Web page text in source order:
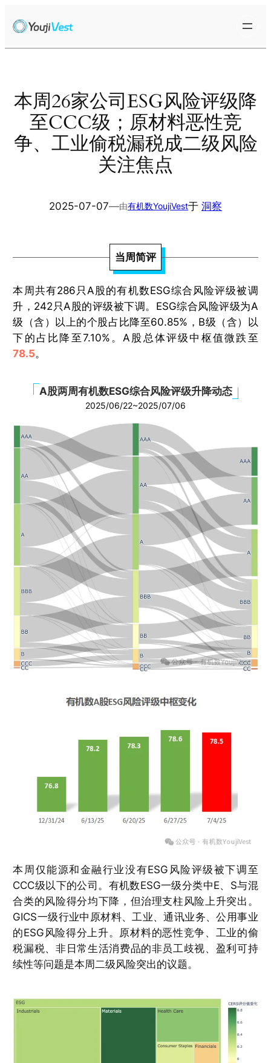
至
本周26家公司ESG风险评级降
至CCC级；原材料恶性竞
争、工业偷税漏税成二级风险
关注焦点
2025-07-07—由有机数YoujiVest于 洞察
当周简评
本周共有286只A股的有机数ESG综合风险评级被调
升，242只A股的评级被下调。ESG综合风险评级为A
级（含）以上的个股占比降至60.85%，B级（含）以
下的占比降至7.10%。A股总体评级中枢值微跌至
78.5。
A股两周有机数ESG综合风险评级升降动态
2025/06/22~2025/07/06
本周仅能源和金融行业没有ESG风险评级被下调至
CCC级以下的公司。有机数ESG一级分类中E、S与混
合类的风险得分均下降，但治理支柱风险上升突出。
GICS一级行业中原材料、工业、通讯业务、公用事业
的ESG风险得分上升。原材料的恶性竞争、工业的偷
税漏税、非日常生活消费品的非员工歧视、盈利可持
续性等问题是本周二级风险突出的议题。